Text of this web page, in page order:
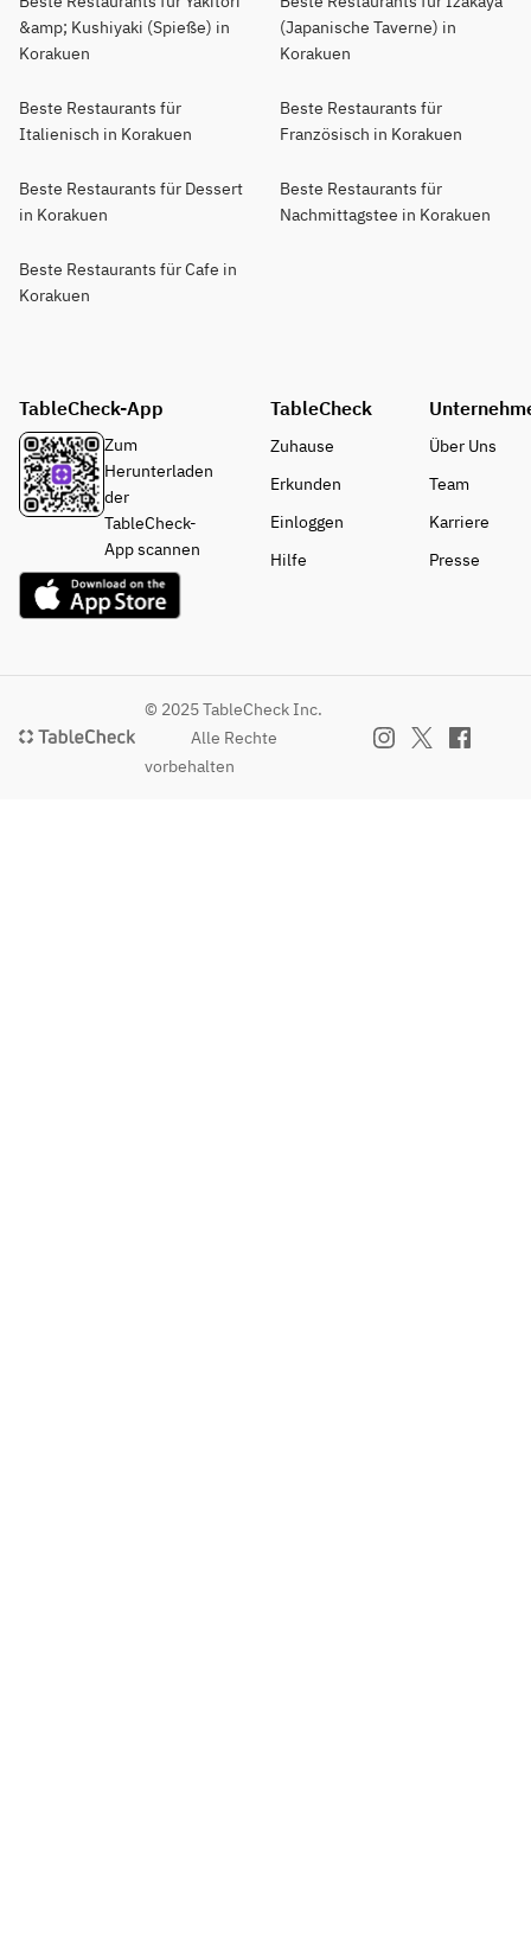
&amp; Kushiyaki (Spieße) in
Korakuen
(Japanische Taverne) in
Korakuen
Beste Restaurants für
Italienisch in Korakuen
Beste Restaurants für
Französisch in Korakuen
Beste Restaurants für Dessert
in Korakuen
Beste Restaurants für
Nachmittagstee in Korakuen
Beste Restaurants für Cafe in
Korakuen
TableCheck-App
Zum
Herunterladen
der
TableCheck-
App scannen
TableCheck
Zuhause
Erkunden
Einloggen
Hilfe
Über Uns
Team
Karriere
Presse
© 2025 TableCheck Inc.
Alle Rechte
vorbehalten